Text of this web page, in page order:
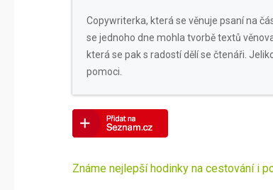
Copywriterka, která se věnuje psaní na
se jednoho dne mohla tvorbě textů
která se pak s radostí dělí se čtenáři.
pomoci.
Navigace
Známe nejlepší hodinky na cestování i